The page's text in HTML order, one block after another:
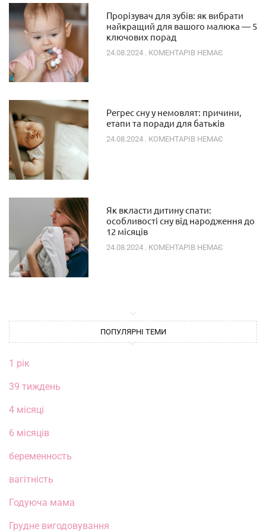
Прорізувач для зубів: як вибрати
найкращий для вашого малюка — 5
ключових порад
24.08.2024 КОМЕНТАРІВ НЕМАЄ
Регрес сну у немовлят: причини,
етапи та поради для батьків
24.08.2024 КОМЕНТАРІВ НЕМАЄ
Як вкласти дитину спати:
особливості сну від народження до
12 місяців
24.08.2024 КОМЕНТАРІВ НЕМАЄ
ПОПУЛЯРНІ ТЕМИ
1 рік
39 тиждень
4 місяці
6 місяців
беременность
вагітність
Годуюча мама
Грудне вигодовування